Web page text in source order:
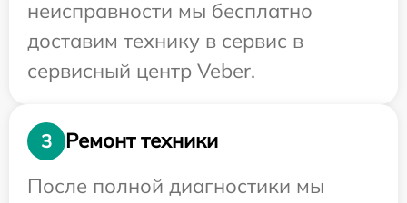
неисправности мы бесплатно
доставим технику в сервис в
сервисный центр Veber.
3
Ремонт техники
После полной диагностики мы